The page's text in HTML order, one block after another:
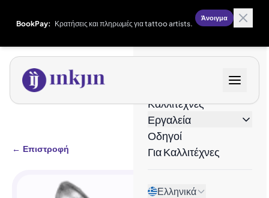
BookPay: Κρατήσεις και πληρωμές για tattoo artists.
Άνοιγμα
Καλλιτέχνες
Εργαλεία
Οδηγοί
Για Καλλιτέχνες
Ελληνικά
← Επιστροφή